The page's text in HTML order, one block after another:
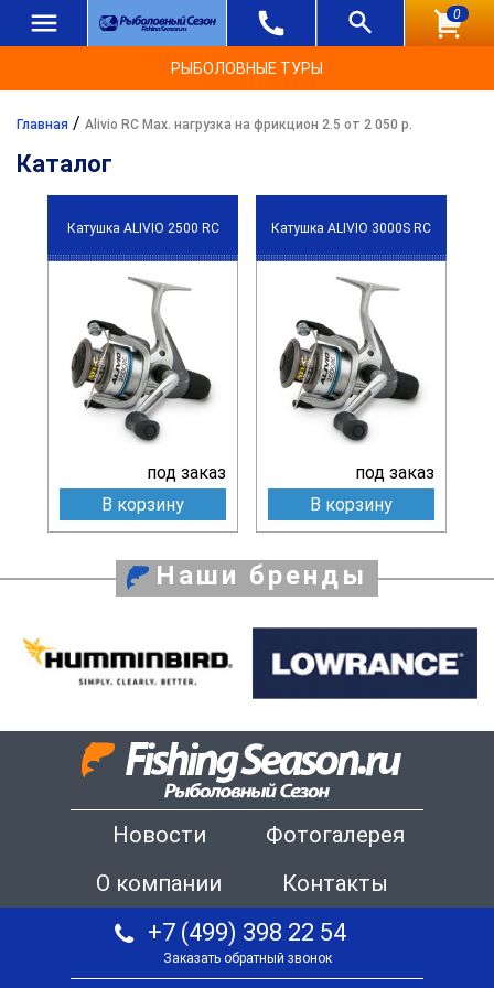
0
РЫБОЛОВНЫЕ ТУРЫ
Главная / Alivio RC Max. нагрузка на фрикцион 2.5 от 2 050 р.
Каталог
Катушка ALIVIO 2500 RC
под заказ
В корзину
Катушка ALIVIO 3000S RC
под заказ
В корзину
Наши бренды
Новости
Фотогалерея
О компании
Контакты
+7 (499) 398 22 54
Заказать обратный звонок